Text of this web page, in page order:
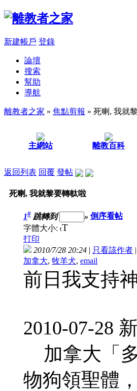
新建帳戶 登錄
論壇
搜索
幫助
導航
離教者之家 » 焦點剪報 » 死喇, 我就
主網站 離教百科
返回列表 回覆 發帖
死喇, 我就黎要轉軚啦
1# 跳轉到 » 倒序看帖
字體大小: tT
打印
2010/7/28 20:24 | 只看該作者 |
加拿大, 牧羊犬, email
前日我支持
2010-07-28
加拿大「
物狗領聖體